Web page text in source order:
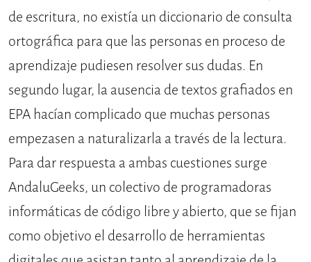
de escritura, no existía un diccionario de consulta
ortográfica para que las personas en proceso de
aprendizaje pudiesen resolver sus du­das. En
segundo lugar, la ausencia de textos grafiados en
EPA hacían compli­cado que muchas personas
empezasen a naturalizarla a través de la lectura.
Para dar respuesta a ambas cuestiones surge
AndaluGeeks, un colectivo de programadoras
informáticas de có­digo libre y abierto, que se fijan
como objetivo el desarrollo de herramientas